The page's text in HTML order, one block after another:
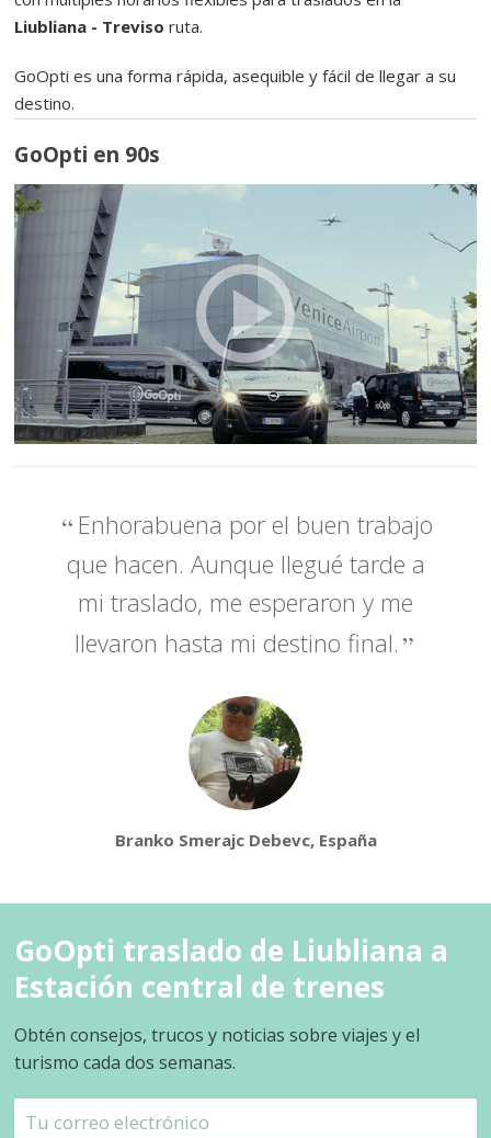
Liubliana - Treviso ruta.
GoOpti es una forma rápida, asequible y fácil de llegar a su
destino.
GoOpti en 90s
Enhorabuena por el buen trabajo
que hacen. Aunque llegué tarde a
mi traslado, me esperaron y me
llevaron hasta mi destino final.
Branko Smerajc Debevc, España
GoOpti traslado de Liubliana a
Estación central de trenes
Obtén consejos, trucos y noticias sobre viajes y el
turismo cada dos semanas.